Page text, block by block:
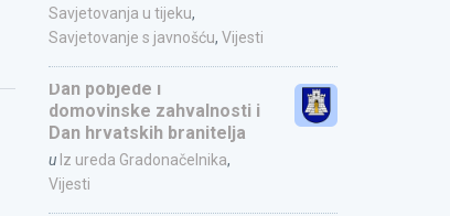
Savjetovanja u tijeku,
Savjetovanje s javnošću, Vijesti
Dan pobjede i
domovinske zahvalnosti i
Dan hrvatskih branitelja
u Iz ureda Gradonačelnika,
Vijesti